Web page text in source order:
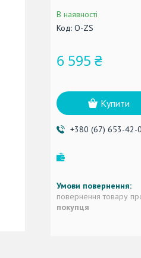
В наявності
Код: О-ZS
6 595 ₴
Купити
+380 (67) 653-42-
повернення товару
покупця